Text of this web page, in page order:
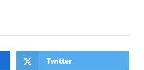
Twitter